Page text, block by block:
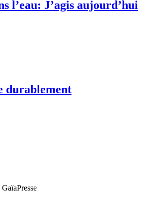
l’eau: J’agis aujourd’hui
durablement